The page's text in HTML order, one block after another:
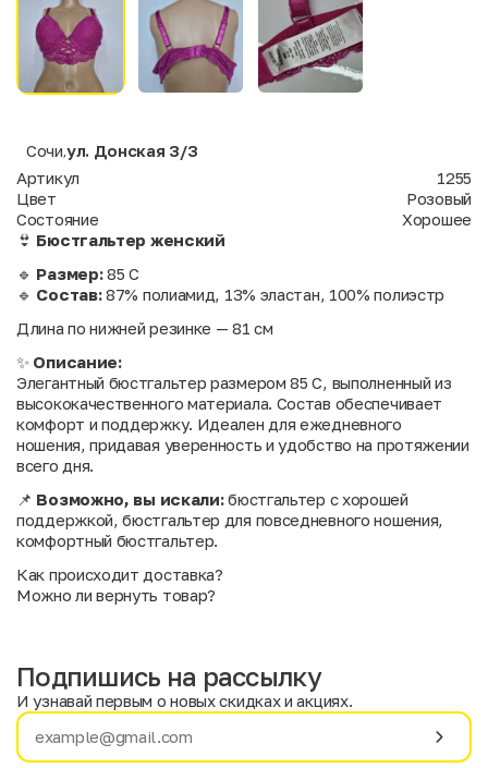
Сочи,ул. Донская 3/3
Артикул
1255
Цвет
Розовый
Состояние
Хорошее
👙 Бюстгальтер женский
🔹 Размер:85 С
🔹 Состав:87% полиамид, 13% эластан, 100% полиэстр
Длина по нижней резинке — 81 см
✨ Описание:
Элегантный бюстгальтер размером 85 С, выполненный из
высококачественного материала. Состав обеспечивает
комфорт и поддержку. Идеален для ежедневного
ношения, придавая уверенность и удобство на протяжении
всего дня.
📌 Возможно, вы искали:бюстгальтер с хорошей
поддержкой, бюстгальтер для повседневного ношения,
комфортный бюстгальтер.
Как происходит доставка?
Можно ли вернуть товар?
Имя
Подпишись на рассылку
И узнавай первым о новых скидках и акциях.